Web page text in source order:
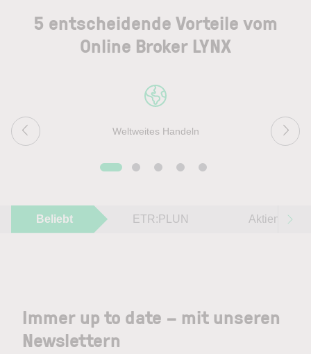
5 entscheidende Vorteile vom
Online Broker LYNX
Weltweites Handeln
Beliebt ETR:PLUN Aktien im
Immer up to date – mit unseren
Newslettern